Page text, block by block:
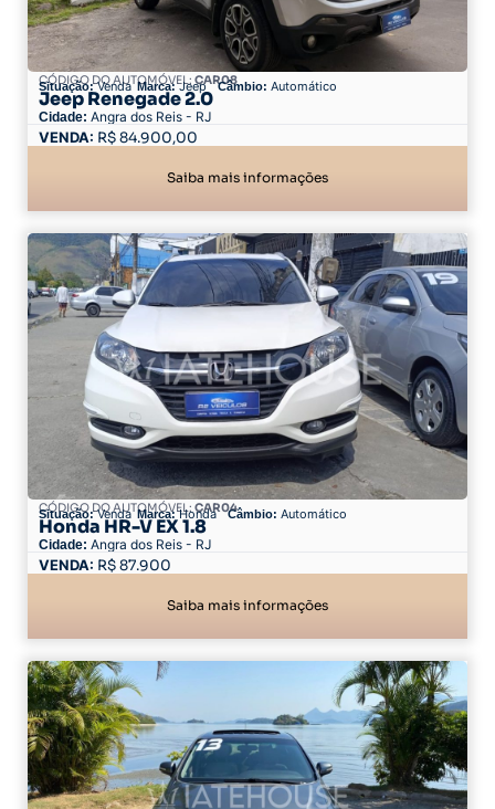
CÓDIGO DO AUTOMÓVEL: CAR08
Situação:Venda Marca:Jeep Câmbio: Automático
Jeep Renegade 2.0
Cidade: Angra dos Reis - RJ
84.900,00
Saiba mais informações
CÓDIGO DO AUTOMÓVEL: CAR04
Situação:Venda Marca:Honda Câmbio: Automático
Honda HR-V EX 1.8
Cidade: Angra dos Reis - RJ
87.900
Saiba mais informações